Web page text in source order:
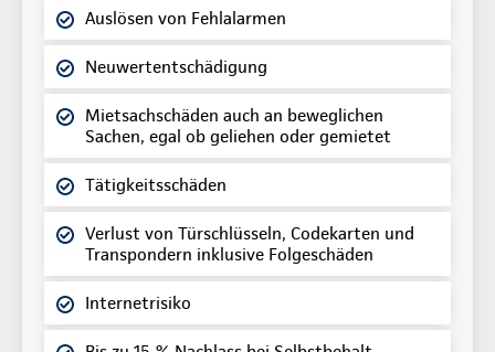
Auslösen von Fehlalarmen
Neuwertentschädigung
Mietsachschäden auch an beweglichen
Sachen, egal ob geliehen oder gemietet
Tätigkeitsschäden
Verlust von Türschlüsseln, Codekarten und
Transpondern inklusive Folgeschäden
Internetrisiko